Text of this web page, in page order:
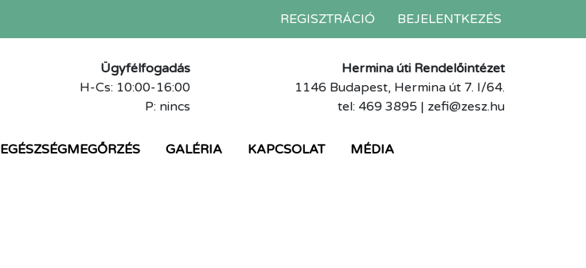
REGISZTRÁCIÓ BEJELENTKEZÉS
Ügyfélfogadás
H-Cs: 10:00-16:00
P: nincs
Hermina úti Rendelőintézet
1146 Budapest, Hermina út 7. I/64.
tel: 469 3895 | zefi@zesz.hu
EGÉSZSÉGMEGŐRZÉS GALÉRIA KAPCSOLAT MÉDIA